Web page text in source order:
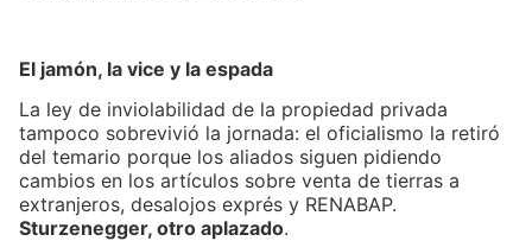
El jamón, la vice y la espada
La ley de inviolabilidad de la propiedad privada
tampoco sobrevivió la jornada: el oficialismo la retiró
del temario porque los aliados siguen pidiendo
cambios en los artículos sobre venta de tierras a
extranjeros, desalojos exprés y RENABAP.
Sturzenegger, otro aplazado.